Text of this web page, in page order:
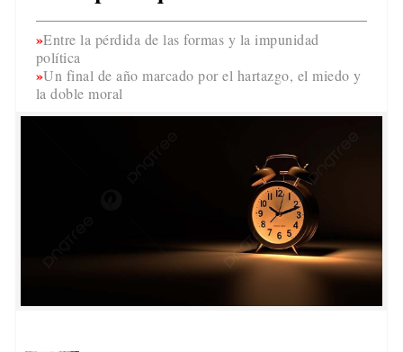
Entre la pérdida de las formas y la impunidad
política
Un final de año marcado por el hartazgo, el miedo y
la doble moral